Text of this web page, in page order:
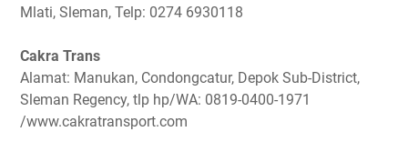
Mlati, Sleman, Telp: 0274 6930118
Cakra Trans
Alamat: Manukan, Condongcatur, Depok Sub-District,
Sleman Regency, tlp hp/WA: 0819-0400-1971
/www.cakratransport.com